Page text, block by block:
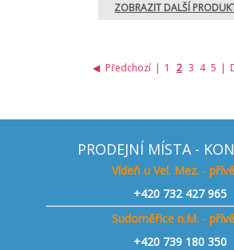
ZOBRAZIT DALŠÍ
◀ Předchozí | 1 2 3 4 5 |
PRODEJNÍ MÍSTA -
Vídeň u Vel. Mez. -
+420 732 427 965
Sudoměřice n.M. -
+420 739 180 350